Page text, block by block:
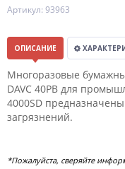
Артикул: 93963
ОПИСАНИЕ
Многоразовые
DAVC 40PB для
4000SD
загрязнений.
*Пожалуйста, сверяйте